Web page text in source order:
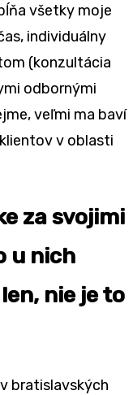
všetky moje
individuálny
(konzultácia
odbornými
veľmi ma baví
v oblasti
za svojimi
u nich
nie je to
bratislavských